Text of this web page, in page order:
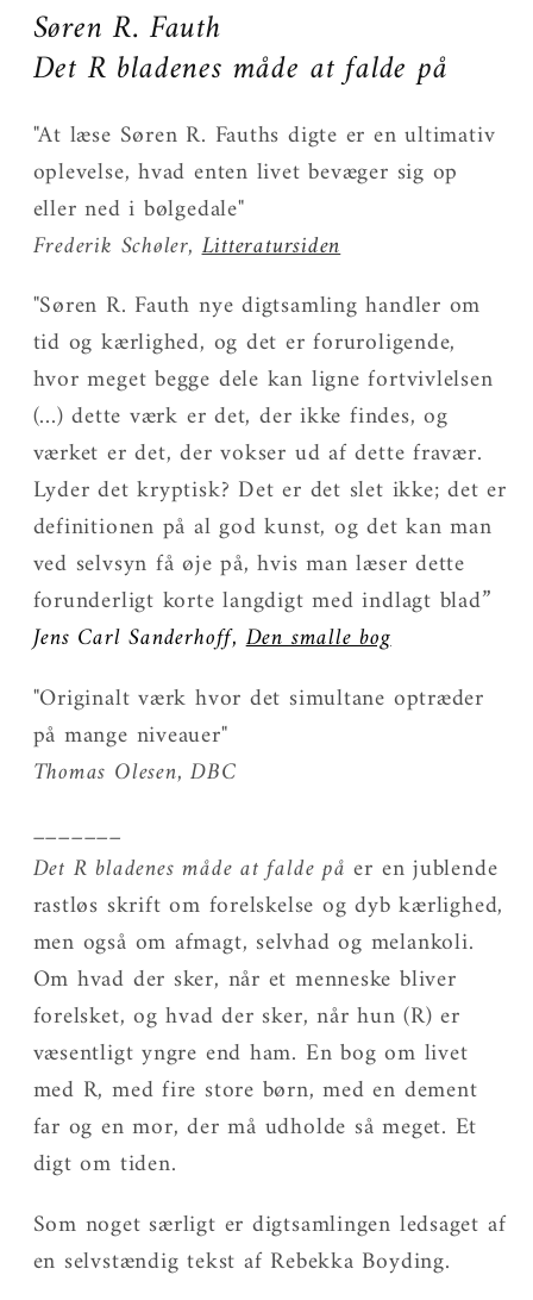
Søren R. Fauth
Det R bladenes måde at falde på
"At læse Søren R. Fauths digte er en ultimativ
oplevelse, hvad enten livet bevæger sig op
eller ned i bølgedale"
Frederik Schøler,Litteratursiden
"Søren R. Fauth nye digtsamling handler om
tid og kærlighed, og det er foruroligende,
hvor meget begge dele kan ligne fortvivlelsen
(...) dette værk er det, der ikke findes, og
værket er det, der vokser ud af dette fravær.
Lyder det kryptisk? Det er det slet ikke; det er
definitionen på al god kunst, og det kan man
ved selvsyn få øje på, hvis man læser dette
forunderligt korte langdigt med indlagt blad”
Jens Carl Sanderhoff,Den smalle bog
"Originalt værk hvor det simultane optræder
på mange niveauer"
Thomas Olesen, DBC
_______
Det R bladenes måde at falde påer en jublende
rastløs skrift om forelskelse og dyb kærlighed,
men også om afmagt, selvhad og melankoli.
Om hvad der sker, når et menneske bliver
forelsket, og hvad der sker, når hun (R) er
væsentligt yngre end ham. En bog om livet
med R, med fire store børn, med en dement
far og en mor, der må udholde så meget. Et
digt om tiden.
Som noget særligt er digtsamlingen ledsaget af
en selvstændig tekst af Rebekka Boyding.